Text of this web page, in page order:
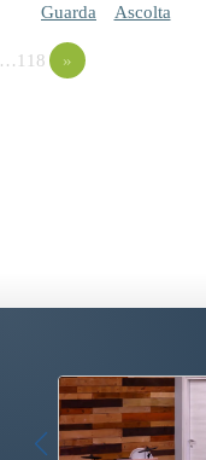
Guarda Ascolta
…118 »